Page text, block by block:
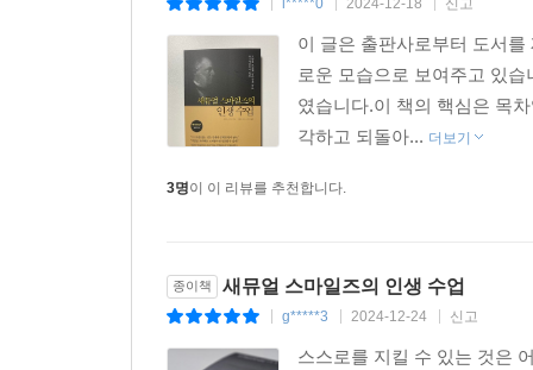
모든 사람은 훌륭한 인격을 갖추는 것, 이것을 삶
투하려는 동기가 생기고, 인격이 고양되는 만큼
기준은 높이 세우는 것이 좋다. 삶과 사고방식의
는 이런 속담이 있다. “황금 옷을 잡아채면 그 옷소
다. 그래서 유명한 종교 저술가인 린치는 이렇게
은 습관을 들이도록 신경을 쓰는 습관이다.”
--- 「자신만의 원칙을 지키며 인격을 쌓기 위해 노력하자
l*****0 2024-12-18 신고
이 글은 출판사로부터 도서를
로운 모습으로 보여주고 있
였습니다.이 책의 핵심은 목
각하고 되돌아... 더보기
3명이 이 리뷰를 추천합니다.
종이책 새뮤얼 스마일즈의 인생 수업
g*****3 2024-12-24 신고
스스로를 지킬 수 있는 것은